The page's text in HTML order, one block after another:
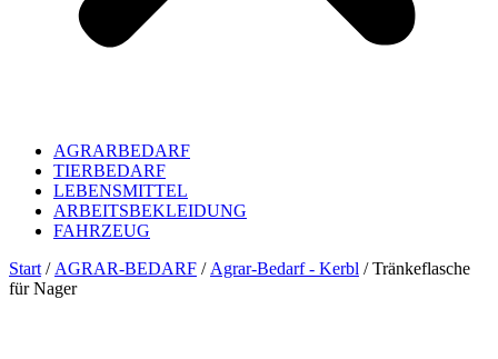
AGRARBEDARF
TIERBEDARF
LEBENSMITTEL
ARBEITSBEKLEIDUNG
FAHRZEUG
Start / AGRAR-BEDARF / Agrar-Bedarf - Kerbl / Tränkeflasche
für Nager